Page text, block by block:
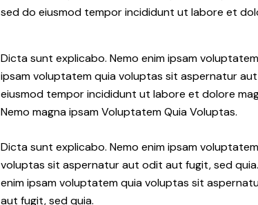
sed do eiusmod tempor incididunt ut labore et
Dicta sunt explicabo. Nemo enim ipsam
ipsam voluptatem quia voluptas sit aspernatur
eiusmod tempor incididunt ut labore et dolore
Nemo magna ipsamVoluptatem Quia Voluptas.
Dicta sunt explicabo. Nemo enim ipsam
voluptas sit aspernatur aut odit aut fugit, sed
enim ipsam voluptatem quia voluptas sit
aut fugit, sed quia.